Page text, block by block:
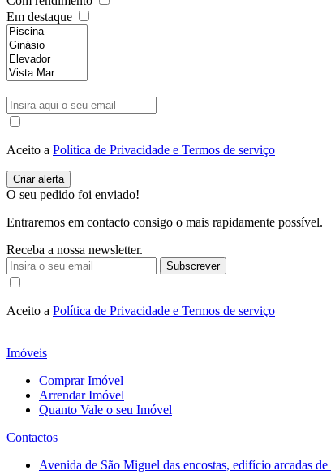
Em destaque
Aceito a Política de Privacidade e Termos de serviço
O seu pedido foi enviado!
Entraremos em contacto consigo o mais rapidamente possível.
Receba a nossa newsletter.
Subscrever
Aceito a Política de Privacidade e Termos de serviço
Imóveis
Comprar Imóvel
Arrendar Imóvel
Quanto Vale o seu Imóvel
Contactos
Avenida de São Miguel das encostas, edifício arcadas